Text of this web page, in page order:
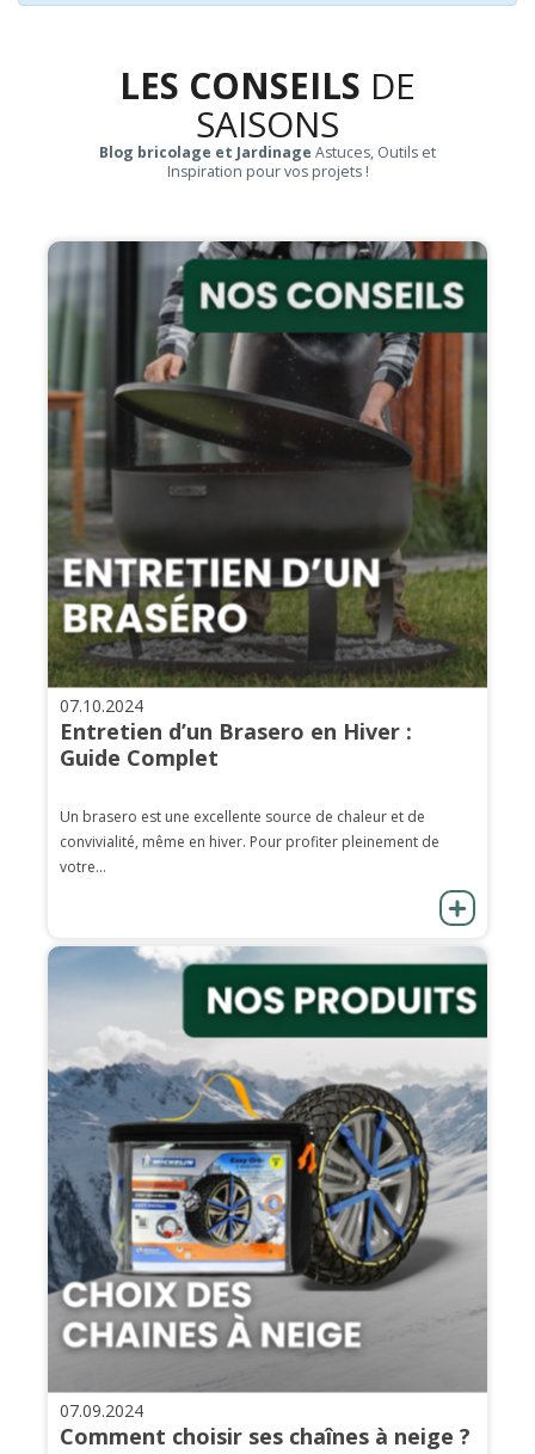
LES CONSEILS DE
SAISONS
Blog bricolage et Jardinage Astuces, Outils et
Inspiration pour vos projets !
07.10.2024
Entretien d’un Brasero en Hiver :
Guide Complet
Un brasero est une excellente source de chaleur et de
convivialité, même en hiver. Pour profiter pleinement de
votre...
07.09.2024
Comment choisir ses chaînes à neige ?